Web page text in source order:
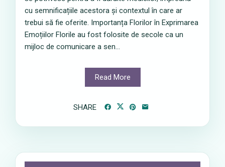
cu semnificațiile acestora și contextul în care ar
trebui să fie oferite. Importanța Florilor în Exprimarea
Emoțiilor Florile au fost folosite de secole ca un
mijloc de comunicare a sen...
Read More
SHARE